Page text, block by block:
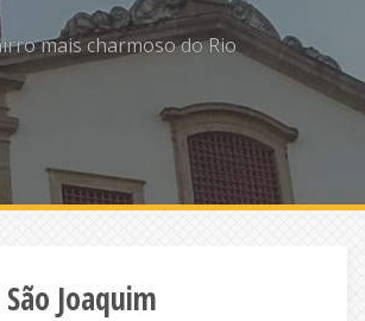
mais charmoso do Rio
Joaquim